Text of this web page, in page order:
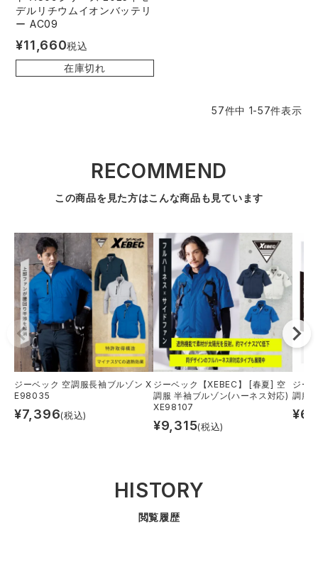
デルリチウムイオンバッテリ
ー AC09
¥11,660税込
在庫切れ
57件中 1-57件表示
RECOMMEND
この商品を見た方はこんな商品も見ています
ジーベック 空調服長袖ブルゾン X
E98035
¥7,396(税込)
ジーベック【XEBEC】 [春夏] 空
調服 半袖ブルゾン(ハーネス対応)
XE98107
¥9,315(税込)
ジー
調服
¥
HISTORY
閲覧履歴